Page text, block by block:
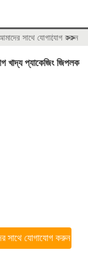
সাথে যোগাযোগ করুন
>>
খাদ্য প্যাকেজিং জিপলক
সাথে যোগাযোগ করুন